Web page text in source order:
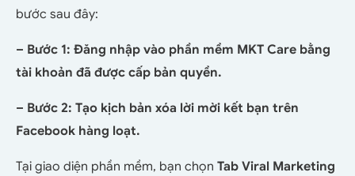
bước sau đây:
– Bước 1: Đăng nhập vào phần mềm MKT Care bằng
tài khoản đã được cấp bản quyền.
– Bước 2: Tạo kịch bản xóa lời mời kết bạn trên
Facebook hàng loạt.
Tại giao diện phần mềm, bạn chọn Tab Viral Marketing